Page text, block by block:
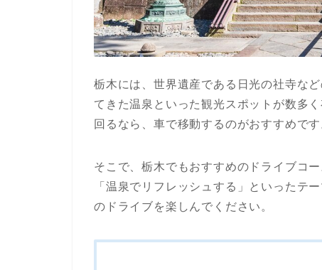
栃木には、世界遺産である日光の社寺な
てきた温泉といった観光スポットが数多
回るなら、車で移動するのがおすすめです
そこで、栃木でもおすすめのドライブコ
「温泉でリフレッシュする」といったテ
のドライブを楽しんでください。